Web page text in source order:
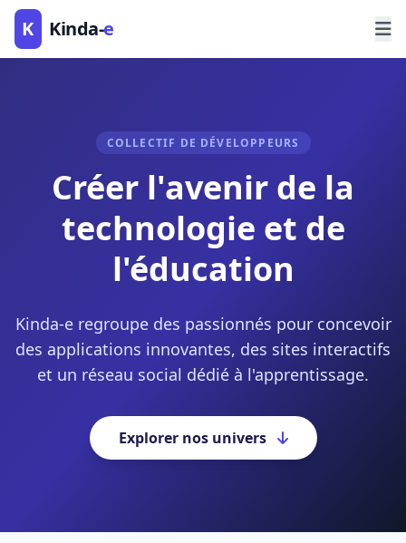
K Kinda-e
COLLECTIF DE DÉVELOPPEURS
Créer l'avenir de la
technologie et de
l'éducation
Kinda-e regroupe des passionnés pour concevoir
des applications innovantes, des sites interactifs
et un réseau social dédié à l'apprentissage.
Explorer nos univers